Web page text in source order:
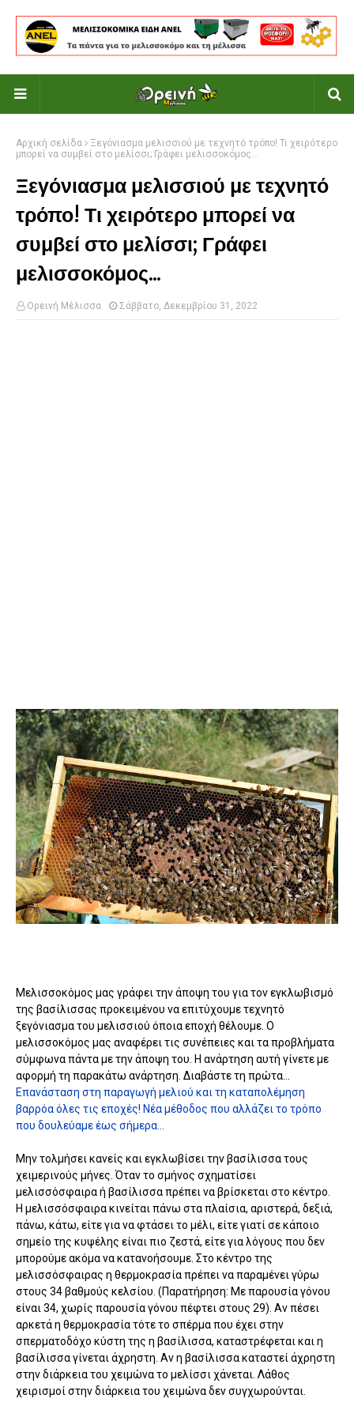
Αρχική σελίδα
Ξεγόνιασμα μελισσιού με τεχνητό τρόπο! Τι χειρότερο
μπορεί να συμβεί στο μελίσσι; Γράφει μελισσοκόμος...
Ξεγόνιασμα μελισσιού με τεχνητό
τρόπο! Τι χειρότερο μπορεί να
συμβεί στο μελίσσι; Γράφει
μελισσοκόμος...
Ορεινή Μέλισσα Σάββατο, Δεκεμβρίου 31, 2022
Μελισσοκόμος μας γράφει την άποψη του για τον εγκλωβισμό
της βασίλισσας προκειμένου να επιτύχουμε τεχνητό
ξεγόνιασμα του μελισσιού όποια εποχή θέλουμε. Ο
μελισσοκόμος μας αναφέρει τις συνέπειες και τα προβλήματα
σύμφωνα πάντα με την άποψη του. Η ανάρτηση αυτή γίνετε με
αφορμή τη παρακάτω ανάρτηση. Διαβάστε τη πρώτα...
Επανάσταση στη παραγωγή μελιού και τη καταπολέμηση
βαρρόα όλες τις εποχές! Νέα μέθοδος που αλλάζει το τρόπο
που δουλεύαμε έως σήμερα...
Μην τολμήσει κανείς και εγκλωβίσει την βασίλισσα τους
χειμερινούς μήνες. Όταν το σμήνος σχηματίσει
μελισσόσφαιρα ή βασίλισσα πρέπει να βρίσκεται στο κέντρο.
Η μελισσόσφαιρα κινείται πάνω στα πλαίσια, αριστερά, δεξιά,
πάνω, κάτω, είτε για να φτάσει το μέλι, είτε γιατί σε κάποιο
σημείο της κυψέλης είναι πιο ζεστά, είτε για λόγους που δεν
μπορούμε ακόμα να κατανοήσουμε. Στο κέντρο της
μελισσόσφαιρας η θερμοκρασία πρέπει να παραμένει γύρω
στους 34 βαθμούς κελσίου. (Παρατήρηση: Με παρουσία γόνου
είναι 34, χωρίς παρουσία γόνου πέφτει στους 29). Αν πέσει
αρκετά η θερμοκρασία τότε το σπέρμα που έχει στην
σπερματοδόχο κύστη της η βασίλισσα, καταστρέφεται και η
βασίλισσα γίνεται άχρηστη. Αν η βασίλισσα καταστεί άχρηστη
στην διάρκεια του χειμώνα το μελίσσι χάνεται. Λάθος
χειρισμοί στην διάρκεια του χειμώνα δεν συγχωρούνται.